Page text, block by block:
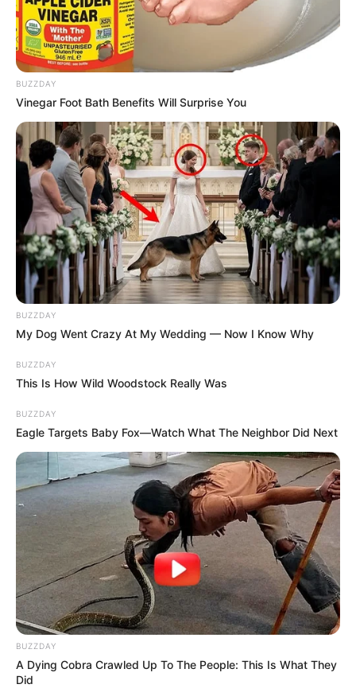
BUZZDAY
Vinegar Foot Bath Benefits Will Surprise You
BUZZDAY
My Dog Went Crazy At My Wedding — Now I Know Why
BUZZDAY
This Is How Wild Woodstock Really Was
BUZZDAY
Eagle Targets Baby Fox—Watch What The Neighbor Did Next
BUZZDAY
A Dying Cobra Crawled Up To The People: This Is What They
Did